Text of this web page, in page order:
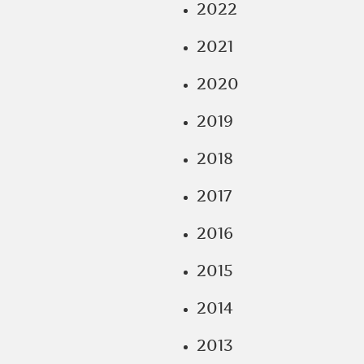
2022
2021
2020
2019
2018
2017
2016
2015
2014
2013